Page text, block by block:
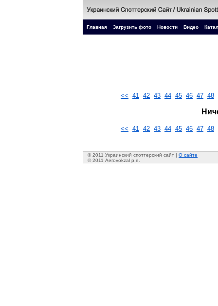
Главная Загрузить фото Новости Видео
<< 41 42 43 44 45 46 47 48
<< 41 42 43 44 45 46 47 48
© 2011 Украинский споттерский сайт | О сайте
© 2011 Aerovokzal p.e.